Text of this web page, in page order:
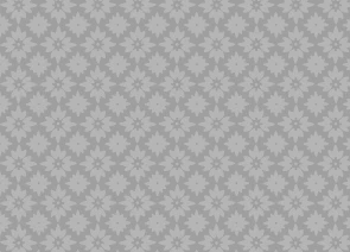
Keris Tindih
Kinatah
Minyak Keris
Naga Liman
Naga Liong
Naga SIluman
Pandawa